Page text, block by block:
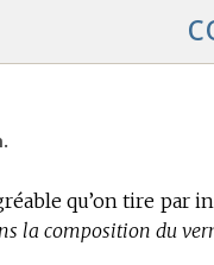
qu’on tire par
la composition du